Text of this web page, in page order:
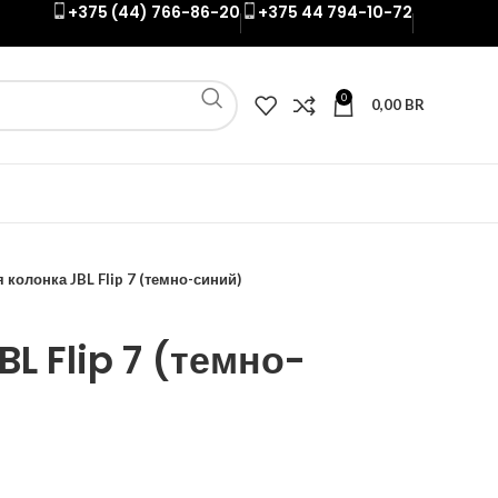
+375 (44) 766-86-20 +375 44 794-10-72
0 0,00 BR
колонка JBL Flip 7 (темно-синий)
Flip 7 (темно-